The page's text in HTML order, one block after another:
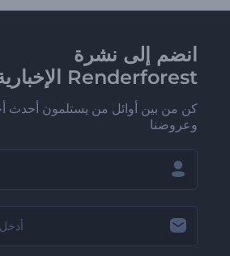
انضم إلى نشرة
Renderforest الإخبارية
كن من بين أوائل من يستلمون أحدث
وعروضنا